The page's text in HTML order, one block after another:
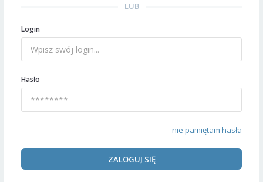
LUB
Login
Hasło
nie pamiętam hasła
ZALOGUJ SIĘ